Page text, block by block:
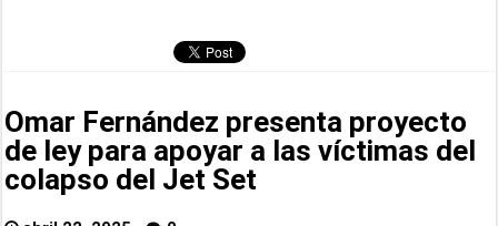
Omar Fernández presenta proyecto
de ley para apoyar a las víctimas del
colapso del Jet Set